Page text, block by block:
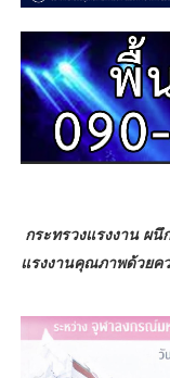
กระทรวงแรงงาน ผ
แรงงานคุณภาพด้วยค